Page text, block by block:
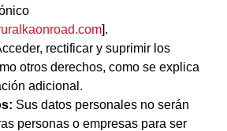
].
rectificar y suprimir los
otros derechos, como se explica
adicional.
Sus datos personales no serán
personas o empresas para ser